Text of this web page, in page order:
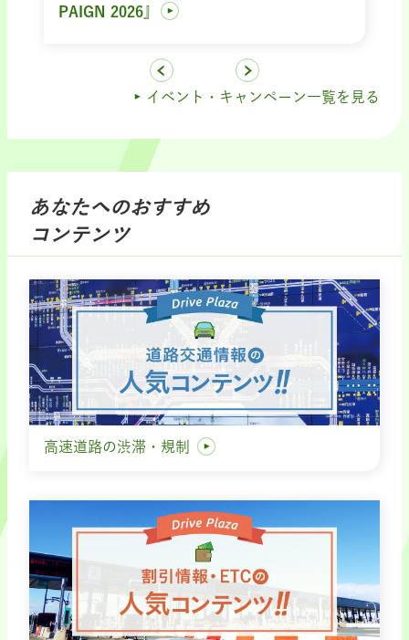
PAIGN 2026』
イベント・キャンペーン一覧を見る
あなたへのおすすめ
コンテンツ
高速道路の渋滞・規制